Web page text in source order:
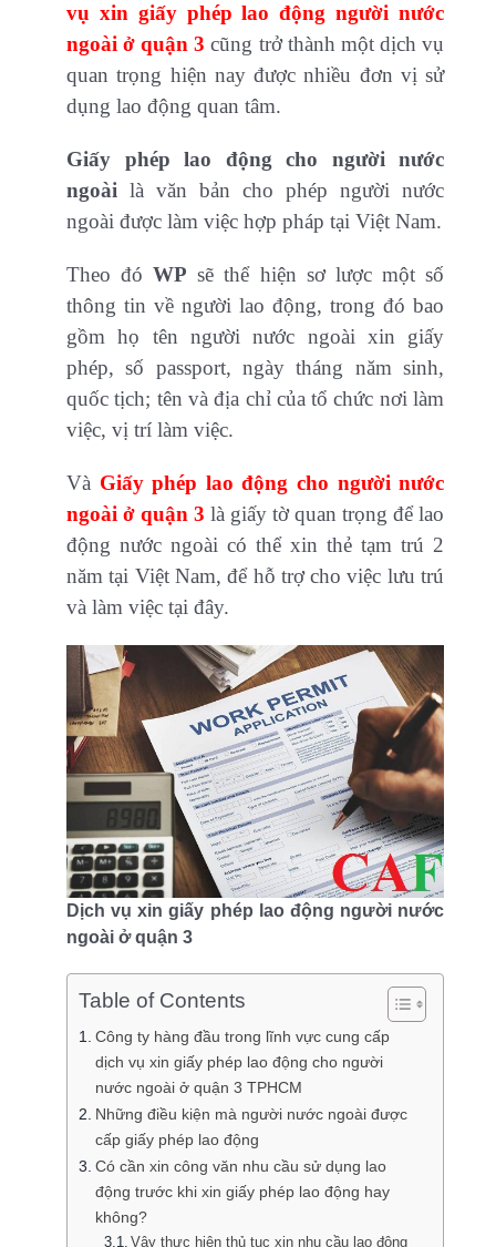
vụ xin giấy phép lao động người nước
ngoài ở quận 3 cũng trở thành một dịch vụ
quan trọng hiện nay được nhiều đơn vị sử
dụng lao động quan tâm.
Giấy phép lao động cho người nước
ngoài là văn bản cho phép người nước
ngoài được làm việc hợp pháp tại Việt Nam.
Theo đóWP sẽ thể hiện sơ lược một số
thông tin về người lao động, trong đó bao
gồm họ tên người nước ngoài xin giấy
phép, số passport, ngày tháng năm sinh,
quốc tịch; tên và địa chỉ của tổ chức nơi làm
việc, vị trí làm việc.
Và Giấy phép lao động cho người nước
ngoài ở quận 3 là giấy tờ quan trọng để lao
động nước ngoài có thể xin thẻ tạm trú 2
năm tại Việt Nam, để hỗ trợ cho việc lưu trú
và làm việc tại đây.
Dịch vụ xin giấy phép lao động người nước
ngoài ở quận 3
Table of Contents
Công ty hàng đầu trong lĩnh vực cung cấp
dịch vụ xin giấy phép lao động cho người
nước ngoài ở quận 3 TPHCM
Những điều kiện mà người nước ngoài được
cấp giấy phép lao động
Có cần xin công văn nhu cầu sử dụng lao
động trước khi xin giấy phép lao động hay
không?
Vậy thực hiện thủ tục xin nhu cầu lao động